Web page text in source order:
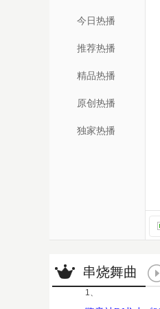
今日热播
推荐热播
精品热播
原创热播
独家热播
串烧舞曲
1、